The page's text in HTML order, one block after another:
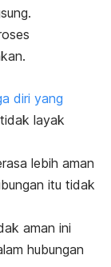
diri yang
layak
lebih aman
itu tidak
aman ini
hubungan